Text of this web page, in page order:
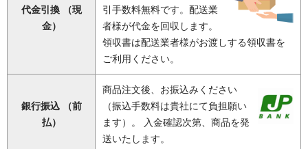
代金引換 （現
金）
引手数料無料です。配送業
者様が代金を回収します。
領収書は配送業者様がお渡しする領収書を
ご利用ください。
銀行振込 （前
払）
商品注文後、お振込みください
（振込手数料は貴社にて負担願い
ます）。 入金確認次第、商品を発
送いたします。